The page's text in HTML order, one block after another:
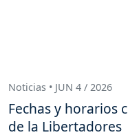
Noticias • JUN 4 / 2026
Fechas y horarios
de la Libertadores